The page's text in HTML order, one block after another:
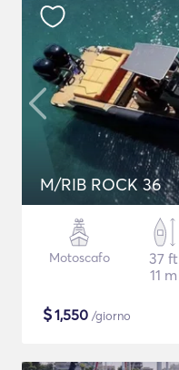
M/RIB ROCK 36
Motoscafo
37 ft
11 m
$1,550 /giorno